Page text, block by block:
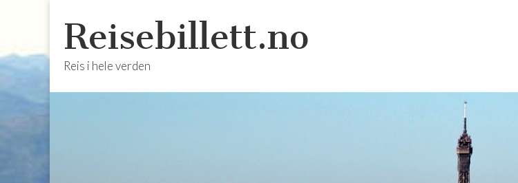
Reisebillett.no
Reis i hele verden